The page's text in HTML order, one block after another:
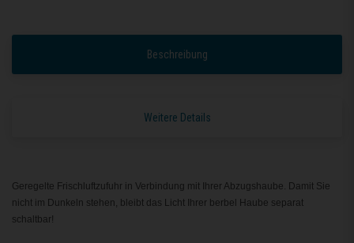
Beschreibung
Weitere Details
Geregelte Frischluftzufuhr in Verbindung mit Ihrer Abzugshaube. Damit Sie
nicht im Dunkeln stehen, bleibt das Licht Ihrer berbel Haube separat
schaltbar!